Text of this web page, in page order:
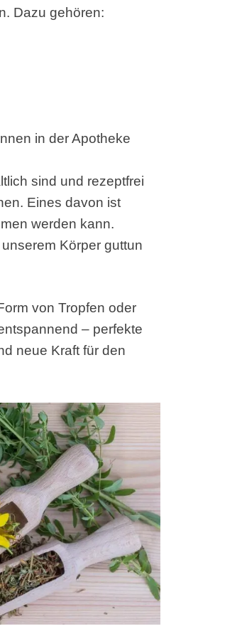
Dazu gehören:
in der Apotheke
sind und rezeptfrei
Eines davon ist
werden kann.
Körper guttun
von Tropfen oder
– perfekte
neue Kraft für den